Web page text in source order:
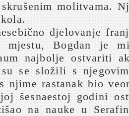
molitvama.
djelovanje
mjestu, Bogdan je
najbolje ostvariti
se složili s
njime rastanak bio
šesnaestoj godini
na nauke u